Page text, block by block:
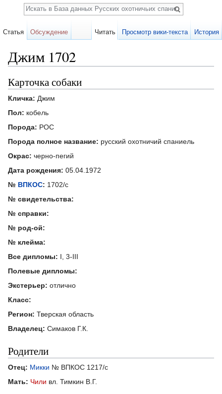
Джим 1702
Карточка собаки
Кличка: Джим
Пол: кобель
Порода: РОС
Порода полное название: русский охотничий спаниель
Окрас: черно-пегий
Дата рождения: 05.04.1972
№ ВПКОС: 1702/с
№ свидетельства:
№ справки:
№ род-ой:
№ клейма:
Все дипломы: I, 3-III
Полевые дипломы:
Экстерьер: отлично
Класс:
Регион: Тверская область
Владелец: Симаков Г.К.
Родители
Отец: Микки № ВПКОС 1217/с
Мать: Чили вл. Тимкин В.Г.
Статья Обсуждение Читать Просмотр вики-текста История
Поиск